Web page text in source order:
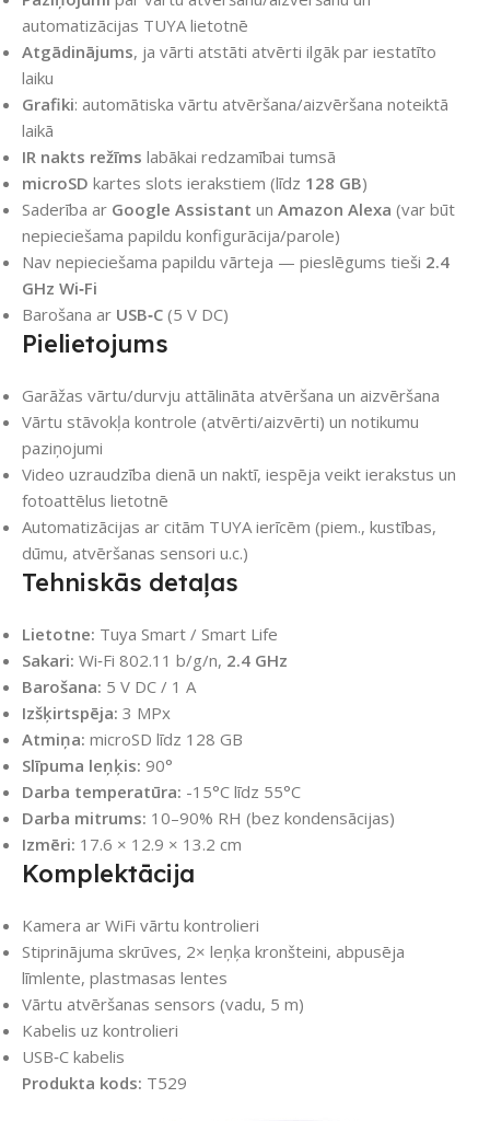
automatizācijas TUYA lietotnē
Atgādinājums, ja vārti atstāti atvērti ilgāk par iestatīto
laiku
Grafiki: automātiska vārtu atvēršana/aizvēršana noteiktā
laikā
IR nakts režīms labākai redzamībai tumsā
microSD kartes slots ierakstiem (līdz 128 GB)
Saderība ar Google Assistant un Amazon Alexa (var būt
nepieciešama papildu konfigurācija/parole)
Nav nepieciešama papildu vārteja — pieslēgums tieši 2.4
GHz Wi‑Fi
Barošana ar USB‑C (5 V DC)
Pielietojums
Garāžas vārtu/durvju attālināta atvēršana un aizvēršana
Vārtu stāvokļa kontrole (atvērti/aizvērti) un notikumu
paziņojumi
Video uzraudzība dienā un naktī, iespēja veikt ierakstus un
fotoattēlus lietotnē
Automatizācijas ar citām TUYA ierīcēm (piem., kustības,
dūmu, atvēršanas sensori u.c.)
Tehniskās detaļas
Lietotne: Tuya Smart / Smart Life
Sakari: Wi‑Fi 802.11 b/g/n, 2.4 GHz
Barošana: 5 V DC / 1 A
Izšķirtspēja: 3 MPx
Atmiņa: microSD līdz 128 GB
Slīpuma leņķis: 90°
Darba temperatūra: -15°C līdz 55°C
Darba mitrums: 10–90% RH (bez kondensācijas)
Izmēri: 17.6 × 12.9 × 13.2 cm
Komplektācija
Kamera ar WiFi vārtu kontrolieri
Stiprinājuma skrūves, 2× leņķa kronšteini, abpusēja
līmlente, plastmasas lentes
Vārtu atvēršanas sensors (vadu, 5 m)
Kabelis uz kontrolieri
USB‑C kabelis
Produkta kods: T529